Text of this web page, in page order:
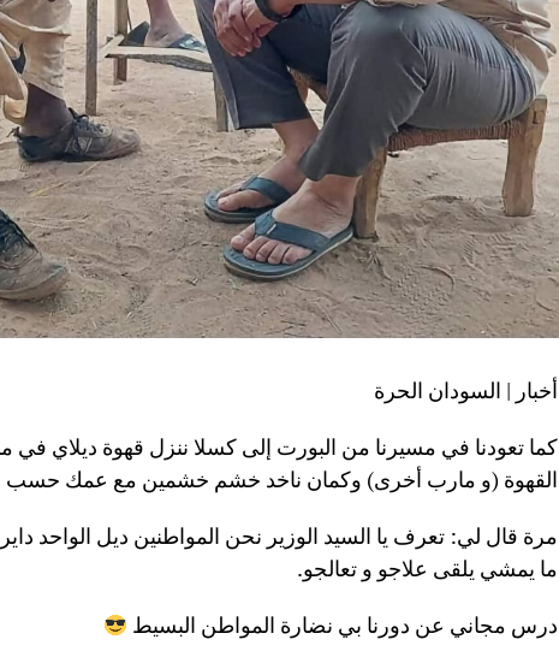
أخبار | السودان الحرة
كما تعودنا في مسيرنا من البورت إلى كسلا ننزل قهوة ديلاي
القهوة (و مارب أخرى) وكمان ناخد خشم خشمين مع عمك حسب
مرة قال لي: تعرف يا السيد الوزير نحن المواطنين ديل الواحد
ما يمشي يلقى علاجو و تعالجو.
درس مجاني عن دورنا بي نضارة المواطن البسيط